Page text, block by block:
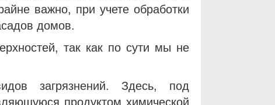
важно, при учете обработки
домов.
так как по сути мы не
загрязнений. Здесь, под
продуктом химической